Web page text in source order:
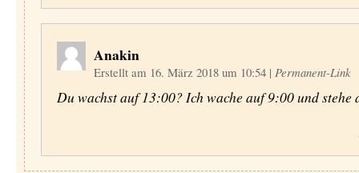
Anakin
Erstellt am 16. März 2018 um 10:54 | Permanent-Link
Du wachst auf 13:00? Ich wache auf 9:00 und stehe